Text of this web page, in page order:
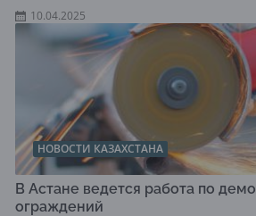
10.04.2025
НОВОСТИ КАЗАХСТАНА
В Астане ведется работа по
ограждений